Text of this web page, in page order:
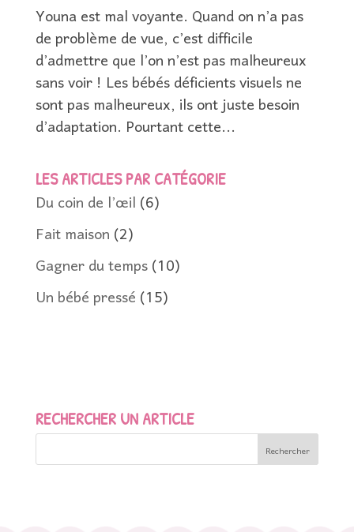
Youna est mal voyante. Quand on n’a pas
de problème de vue, c’est difficile
d’admettre que l’on n’est pas malheureux
sans voir ! Les bébés déficients visuels ne
sont pas malheureux, ils ont juste besoin
d’adaptation. Pourtant cette...
LES ARTICLES PAR CATÉGORIE
Du coin de l’œil(6)
Fait maison(2)
Gagner du temps(10)
Un bébé pressé(15)
RECHERCHER UN ARTICLE